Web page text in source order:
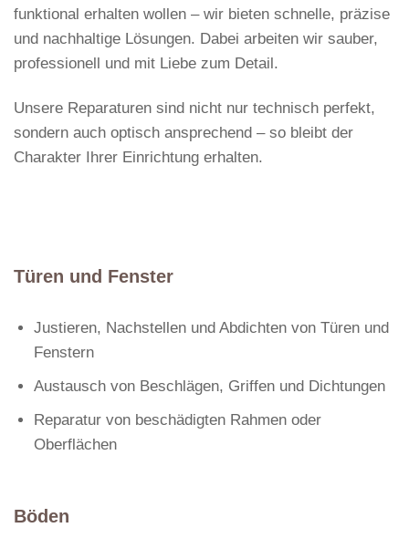
funktional erhalten wollen – wir bieten schnelle, präzise
und nachhaltige Lösungen. Dabei arbeiten wir sauber,
professionell und mit Liebe zum Detail.
Unsere Reparaturen sind nicht nur technisch perfekt,
sondern auch optisch ansprechend – so bleibt der
Charakter Ihrer Einrichtung erhalten.
Türen und Fenster
Justieren, Nachstellen und Abdichten von Türen und
Fenstern
Austausch von Beschlägen, Griffen und Dichtungen
Reparatur von beschädigten Rahmen oder
Oberflächen
Böden